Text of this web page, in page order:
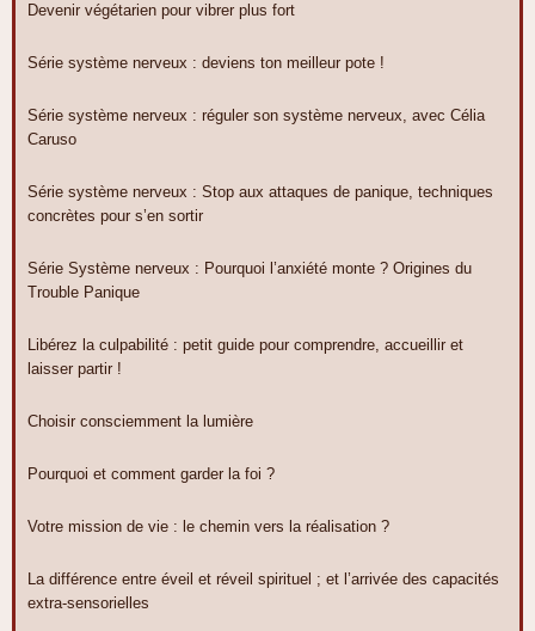
Devenir végétarien pour vibrer plus fort
Série système nerveux : deviens ton meilleur pote !
Série système nerveux : réguler son système nerveux, avec Célia
Caruso
Série système nerveux : Stop aux attaques de panique, techniques
concrètes pour s’en sortir
Série Système nerveux : Pourquoi l’anxiété monte ? Origines du
Trouble Panique
Libérez la culpabilité : petit guide pour comprendre, accueillir et
laisser partir !
Choisir consciemment la lumière
Pourquoi et comment garder la foi ?
Votre mission de vie : le chemin vers la réalisation ?
La différence entre éveil et réveil spirituel ; et l’arrivée des capacités
extra-sensorielles